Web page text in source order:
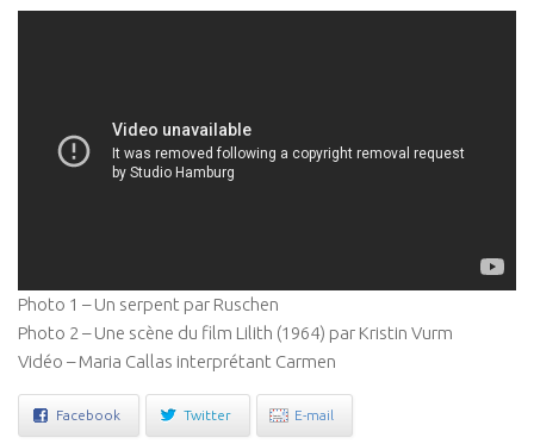
Photo 1 – Un serpent par Ruschen
Photo 2 – Une scène du film Lilith (1964) par Kristin Vurm
Vidéo – Maria Callas interprétant Carmen
Facebook Twitter E-mail